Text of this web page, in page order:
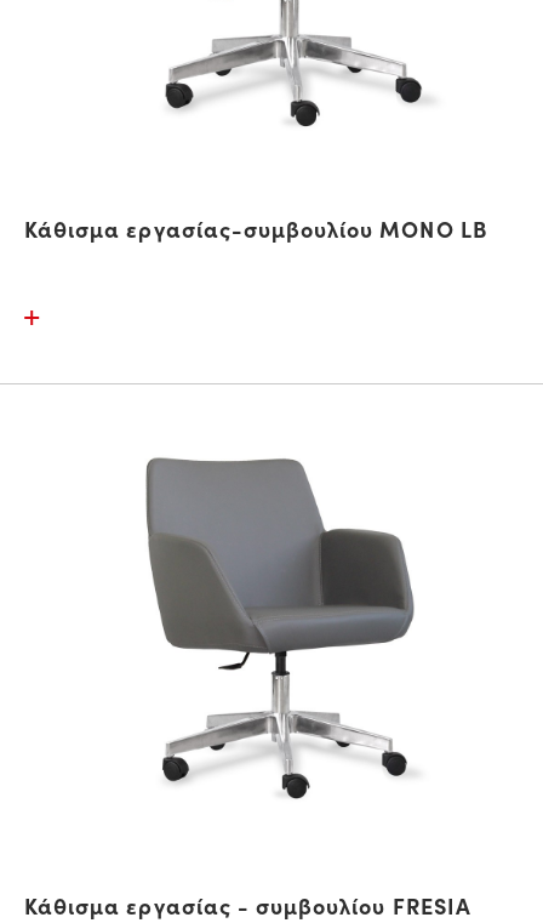
Κάθισμα εργασίας-συμβουλίου MONO LB
Κάθισμα εργασίας - συμβουλίου FRESIA